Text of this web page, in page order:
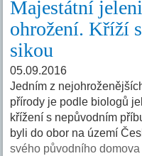
Majestátní
ohrožení. Kříží
sikou
05.09.2016
Jedním z
přírody je podle biologů
křížení s nepůvodním
byli do obor na území
svého původního domova